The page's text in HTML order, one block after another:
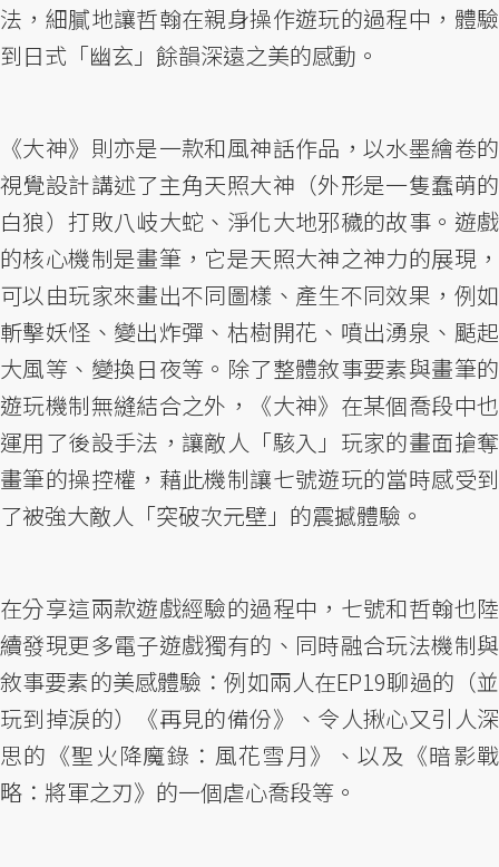
法，細膩地讓哲翰在親身操作遊玩的過程中，體驗
到日式「幽玄」餘韻深遠之美的感動。
《大神》則亦是一款和風神話作品，以水墨繪卷的
視覺設計講述了主角天照大神（外形是一隻蠢萌的
白狼）打敗八岐大蛇、淨化大地邪穢的故事。遊戲
的核心機制是畫筆，它是天照大神之神力的展現，
可以由玩家來畫出不同圖樣、產生不同效果，例如
斬擊妖怪、變出炸彈、枯樹開花、噴出湧泉、颳起
大風等、變換日夜等。除了整體敘事要素與畫筆的
遊玩機制無縫結合之外，《大神》在某個喬段中也
運用了後設手法，讓敵人「駭入」玩家的畫面搶奪
畫筆的操控權，藉此機制讓七號遊玩的當時感受到
了被強大敵人「突破次元壁」的震撼體驗。
在分享這兩款遊戲經驗的過程中，七號和哲翰也陸
續發現更多電子遊戲獨有的、同時融合玩法機制與
敘事要素的美感體驗：例如兩人在EP19聊過的（並
玩到掉淚的）《再見的備份》、令人揪心又引人深
思的《聖火降魔錄：風花雪月》、以及《暗影戰
略：將軍之刃》的一個虐心喬段等。